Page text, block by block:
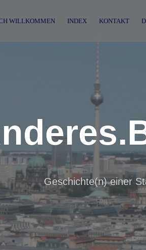
WILLKOMMEN INDEX KONTAKT
Geschichte(n) einer